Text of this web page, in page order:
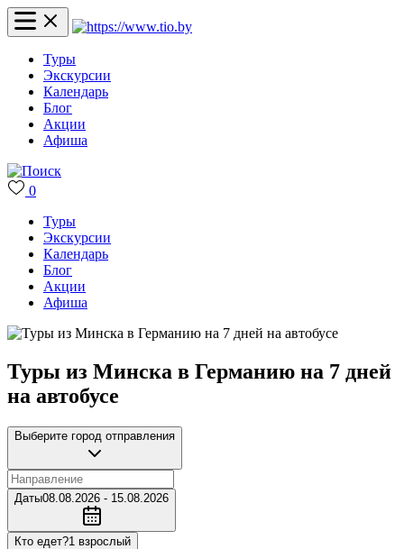
Туры
Экскурсии
Календарь
Блог
Акции
Афиша
0
Туры
Экскурсии
Календарь
Блог
Акции
Афиша
Туры из Минска в Германию на 7 дней
на автобусе
Выберите город отправления
Даты08.08.2026 - 15.08.2026
Кто едет?1 взрослый